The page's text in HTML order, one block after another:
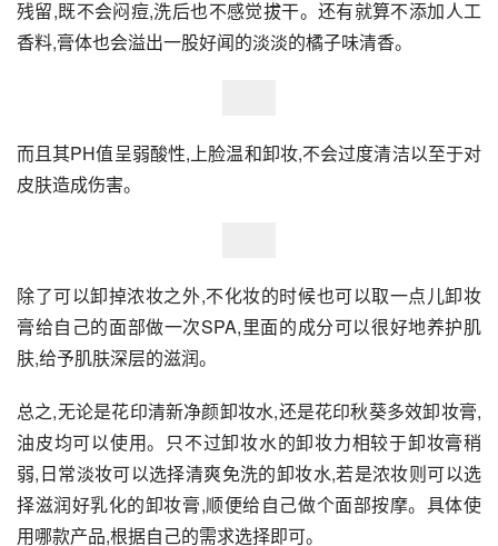
残留,既不会闷痘,洗后也不感觉拔干。还有就算不添加人工
香料,膏体也会溢出一股好闻的淡淡的橘子味清香。
而且其PH值呈弱酸性,上脸温和卸妆,不会过度清洁以至于对
皮肤造成伤害。
除了可以卸掉浓妆之外,不化妆的时候也可以取一点儿卸妆
膏给自己的面部做一次SPA,里面的成分可以很好地养护肌
肤,给予肌肤深层的滋润。
总之,无论是花印清新净颜卸妆水,还是花印秋葵多效卸妆膏,
油皮均可以使用。只不过卸妆水的卸妆力相较于卸妆膏稍
弱,日常淡妆可以选择清爽免洗的卸妆水,若是浓妆则可以选
择滋润好乳化的卸妆膏,顺便给自己做个面部按摩。具体使
用哪款产品,根据自己的需求选择即可。